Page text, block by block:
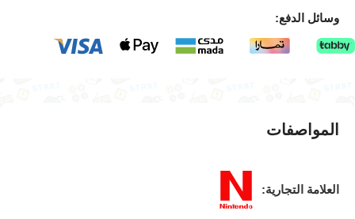
وسائل الدفع:
المواصفات
العلامة التجارية: